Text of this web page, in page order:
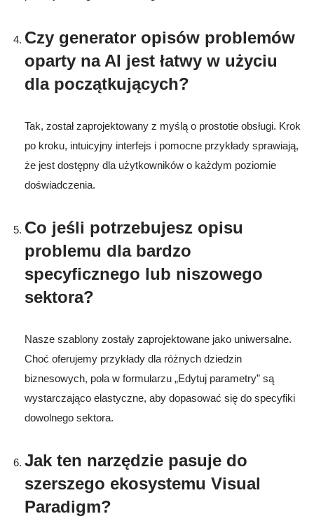
Czy generator opisów problemów
oparty na AI jest łatwy w użyciu
dla początkujących?
Tak, został zaprojektowany z myślą o prostotie obsługi. Krok
po kroku, intuicyjny interfejs i pomocne przykłady sprawiają,
że jest dostępny dla użytkowników o każdym poziomie
doświadczenia.
Co jeśli potrzebujesz opisu
problemu dla bardzo
specyficznego lub niszowego
sektora?
Nasze szablony zostały zaprojektowane jako uniwersalne.
Choć oferujemy przykłady dla różnych dziedzin
biznesowych, pola w formularzu „Edytuj parametry” są
wystarczająco elastyczne, aby dopasować się do specyfiki
dowolnego sektora.
Jak ten narzędzie pasuje do
szerszego ekosystemu Visual
Paradigm?